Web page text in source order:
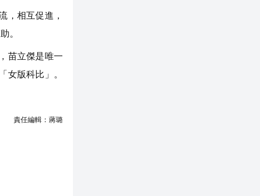
，相互促進，
。
苗立傑是唯一
女版科比」。
責任編輯： 蔣璐